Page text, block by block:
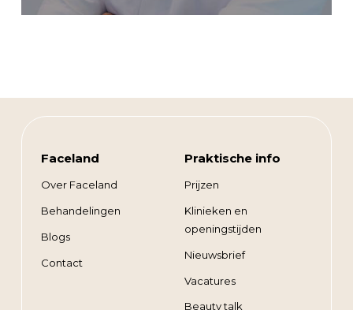
Faceland
Over Faceland
Behandelingen
Blogs
Contact
Praktische info
Prijzen
Klinieken en
openingstijden
Nieuwsbrief
Vacatures
Beauty talk